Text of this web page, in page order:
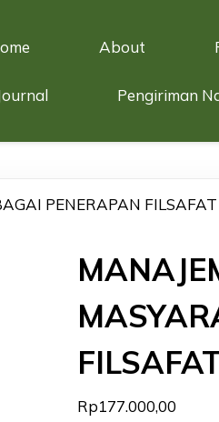
About
Pengiriman
PENERAPAN FILSAFAT
Rp177.000,00